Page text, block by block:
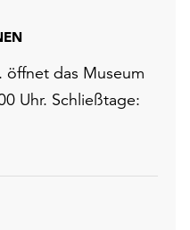
öffnet das Museum
Uhr. Schließtage: